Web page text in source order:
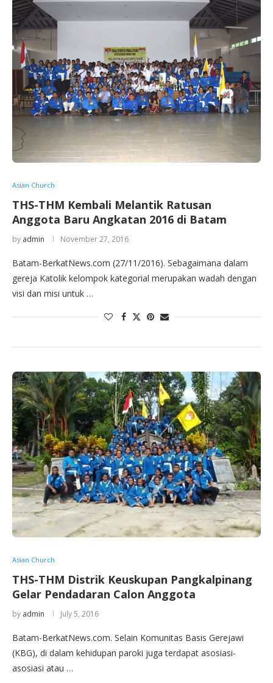
Asian Church
THS-THM Kembali Melantik Ratusan
Anggota Baru Angkatan 2016 di Batam
by admin November 27, 2016
Batam-BerkatNews.com (27/11/2016). Sebagaimana dalam
gereja Katolik kelompok kategorial merupakan wadah dengan
visi dan misi untuk …
Asian Church
THS-THM Distrik Keuskupan Pangkalpinang
Gelar Pendadaran Calon Anggota
by admin July 5, 2016
Batam-BerkatNews.com. Selain Komunitas Basis Gerejawi
(KBG), di dalam kehidupan paroki juga terdapat asosiasi-
asosiasi atau …